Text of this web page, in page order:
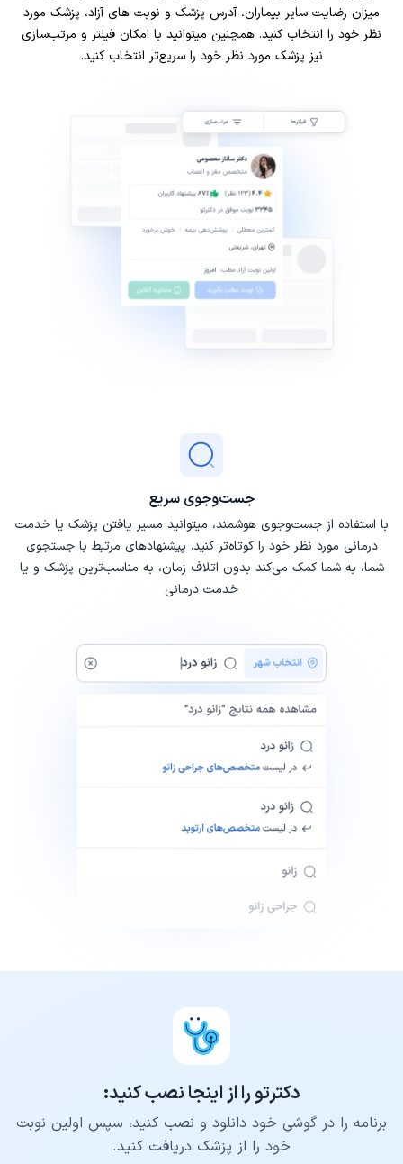
میزان رضایت سایر بیماران، آدرس پزشک و نوبت های آزاد، پزشک مورد
نظر خود را انتخاب کنید. همچنین میتوانید با امکان فیلتر و مرتب‌سازی
نیز پزشک مورد نظر خود را سریع‌تر انتخاب کنید.
جست‌وجوی سریع
با استفاده از جست‌وجوی هوشمند، میتوانید مسیر یافتن پزشک یا خدمت
درمانی مورد نظر خود را کوتاه‌تر کنید. پیشنهادهای مرتبط با جستجوی
شما، به شما کمک می‌کند بدون اتلاف زمان، به مناسب‌ترین پزشک و یا
خدمت درمانی
دکترتو را از اینجا نصب کنید:
برنامه را در گوشی خود دانلود و نصب کنید، سپس اولین نوبت
خود را از پزشک دریافت کنید.